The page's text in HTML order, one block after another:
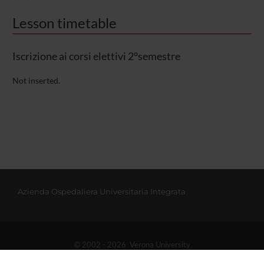
Lesson timetable
Iscrizione ai corsi elettivi 2°semestre
Not inserted.
Azienda Ospedaliera Universitaria Integrata
© 2002 - 2026 Verona University